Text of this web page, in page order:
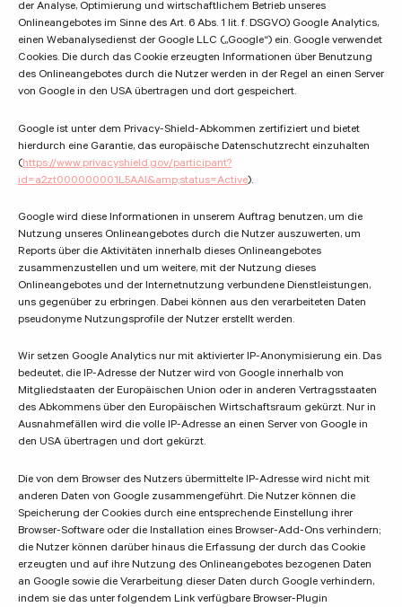
der Analyse, Optimierung und wirtschaftlichem Betrieb unseres
Onlineangebotes im Sinne des Art. 6 Abs. 1 lit. f. DSGVO) Google Analytics,
einen Webanalysedienst der Google LLC („Google“) ein. Google verwendet
Cookies. Die durch das Cookie erzeugten Informationen über Benutzung
des Onlineangebotes durch die Nutzer werden in der Regel an einen Server
von Google in den USA übertragen und dort gespeichert.
Google ist unter dem Privacy-Shield-Abkommen zertifiziert und bietet
hierdurch eine Garantie, das europäische Datenschutzrecht einzuhalten
(https://www.privacyshield.gov/participant?
id=a2zt000000001L5AAI&amp;status=Active).
Google wird diese Informationen in unserem Auftrag benutzen, um die
Nutzung unseres Onlineangebotes durch die Nutzer auszuwerten, um
Reports über die Aktivitäten innerhalb dieses Onlineangebotes
zusammenzustellen und um weitere, mit der Nutzung dieses
Onlineangebotes und der Internetnutzung verbundene Dienstleistungen,
uns gegenüber zu erbringen. Dabei können aus den verarbeiteten Daten
pseudonyme Nutzungsprofile der Nutzer erstellt werden.
Wir setzen Google Analytics nur mit aktivierter IP-Anonymisierung ein. Das
bedeutet, die IP-Adresse der Nutzer wird von Google innerhalb von
Mitgliedstaaten der Europäischen Union oder in anderen Vertragsstaaten
des Abkommens über den Europäischen Wirtschaftsraum gekürzt. Nur in
Ausnahmefällen wird die volle IP-Adresse an einen Server von Google in
den USA übertragen und dort gekürzt.
Die von dem Browser des Nutzers übermittelte IP-Adresse wird nicht mit
anderen Daten von Google zusammengeführt. Die Nutzer können die
Speicherung der Cookies durch eine entsprechende Einstellung ihrer
Browser-Software oder die Installation eines Browser-Add-Ons verhindern;
die Nutzer können darüber hinaus die Erfassung der durch das Cookie
erzeugten und auf ihre Nutzung des Onlineangebotes bezogenen Daten
an Google sowie die Verarbeitung dieser Daten durch Google verhindern,
indem sie das unter folgendem Link verfügbare Browser-Plugin